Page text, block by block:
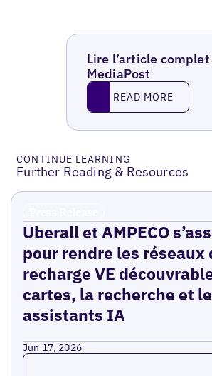
Lire l’article
MediaPost
Read MoreREAD MORE
CONTINUE LEARNING
Further Reading & Resources
Uberall et AMPECO
pour rendre les réseaux
recharge VE
cartes, la recherche et
assistants IA
Jun 17, 2026
Read more